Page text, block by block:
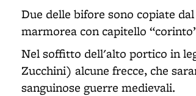
Due delle bifore sono copiate
marmorea con capitello
Nel soffitto dell'alto portico in
Zucchini) alcune frecce, che
sanguinose guerre medievali.